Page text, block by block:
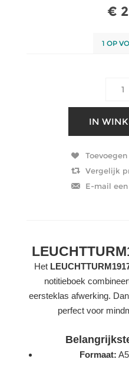
€
1 OP
Het
notitieboek
eersteklas afwerking.
perfect voor
Formaat: